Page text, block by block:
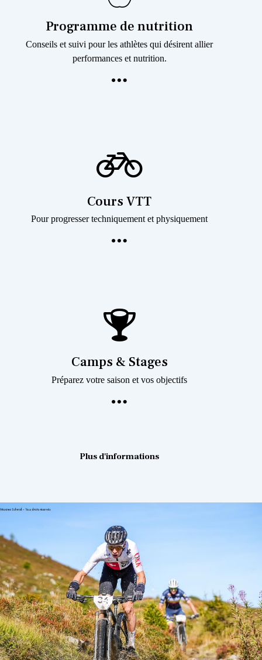
Programme de nutrition
Conseils et suivi pour les athlètes qui désirent allier
performances et nutrition.
Cours VTT
Pour progresser techniquement et physiquement
Camps & Stages
Préparez votre saison et vos objectifs
Plus d'informations